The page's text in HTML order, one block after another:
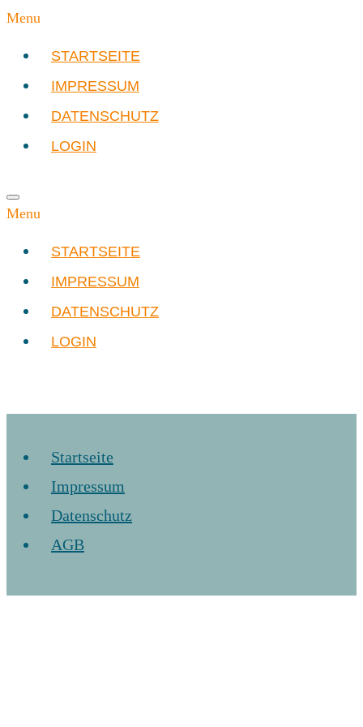
Menu
STARTSEITE
IMPRESSUM
DATENSCHUTZ
LOGIN
Menu
STARTSEITE
IMPRESSUM
DATENSCHUTZ
LOGIN
Startseite
Impressum
Datenschutz
AGB